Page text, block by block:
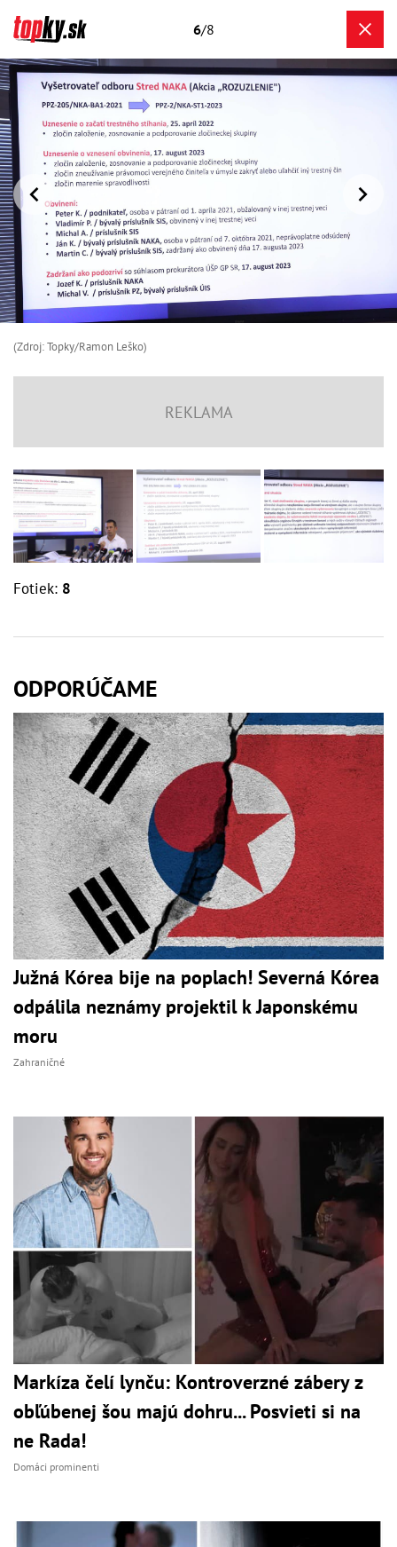
6/8
(Zdroj: Topky/Ramon Leško)
Fotiek: 8
ODPORÚČAME
Južná Kórea bije na poplach! Severná Kórea
odpálila neznámy projektil k Japonskému
moru
Zahraničné
Markíza čelí lynču: Kontroverzné zábery z
obľúbenej šou majú dohru... Posvieti si na
ne Rada!
Domáci prominenti